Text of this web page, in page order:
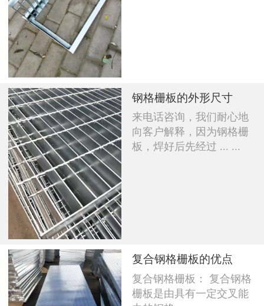
钢格栅板的外形尺寸
来电话咨询，我们耐心地
向客户解释，因为钢格栅
板，焊好后先经过 ... ...
复合钢格栅板的优点
复合钢格栅板： 复合钢格
栅板是由具有一定交叉能